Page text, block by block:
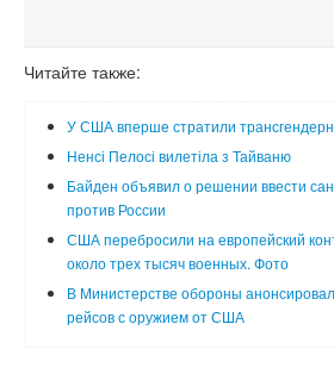
Читайте также:
У США вперше стратили
Ненсі Пелосі вилетіла з Тайваню
Байден объявил о решении ввести
против России
США перебросили на европейский
около трех тысяч военных. Фото
В Министерстве обороны
рейсов с оружием от США